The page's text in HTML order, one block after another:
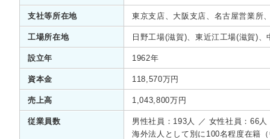
支社等所在地 東京支店、大阪支店、名古屋営業所
工場所在地 日野工場(滋賀)、東近江工場(滋賀)
設立年 1962年
資本金 118,570万円
売上高 1,043,800万円
従業員数
男性社員：193人 ／ 女性社員：66
海外法人として別に100名程度在籍